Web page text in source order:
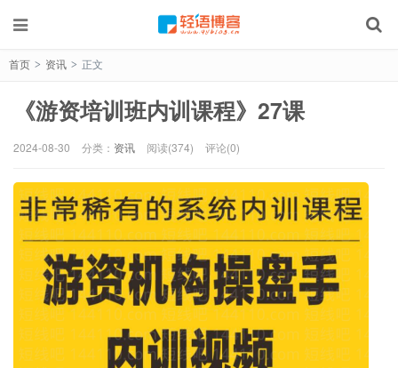
首页 > 资讯 > 正文
《游资培训班内训课程》27课
2024-08-30 分类： 资讯 阅读(374) 评论(0)